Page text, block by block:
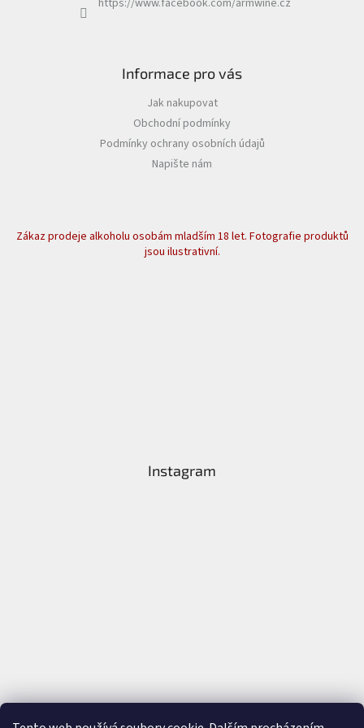
https://www.facebook.com/armwine.cz
Informace pro vás
Jak nakupovat
Obchodní podmínky
Podmínky ochrany osobních údajů
Napište nám
Zákaz prodeje alkoholu osobám mladším 18 let. Fotografie produktů
jsou ilustrativní.
Instagram